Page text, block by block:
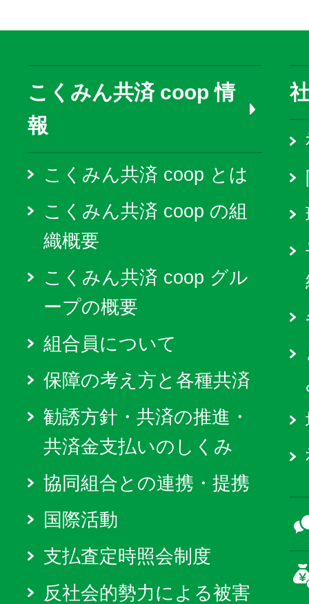
こくみん共済 coop 情
報
こくみん共済 coop とは
こくみん共済 coop の組
織概要
こくみん共済 coop グル
ープの概要
組合員について
保障の考え方と各種共済
勧誘方針・共済の推進・
共済金支払いのしくみ
協同組合との連携・提携
国際活動
支払査定時照会制度
反社会的勢力による被害